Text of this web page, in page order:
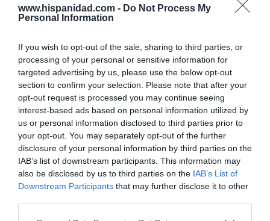
www.hispanidad.com - Do Not Process My
Personal Information
If you wish to opt-out of the sale, sharing to third parties, or
processing of your personal or sensitive information for
targeted advertising by us, please use the below opt-out
section to confirm your selection. Please note that after your
opt-out request is processed you may continue seeing
interest-based ads based on personal information utilized by
us or personal information disclosed to third parties prior to
your opt-out. You may separately opt-out of the further
disclosure of your personal information by third parties on the
IAB’s list of downstream participants. This information may
also be disclosed by us to third parties on the IAB’s List of
Downstream Participants that may further disclose it to other
por Redacción
Artículos anteriores
Opinión
Enormes minucias
por Eulogio López